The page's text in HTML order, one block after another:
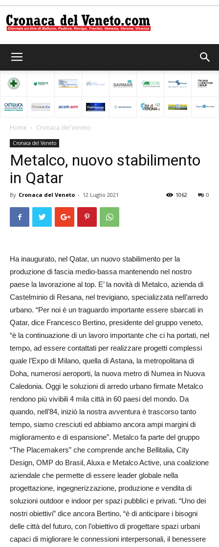
del
Home Cronaca del Veneto
Cronaca del Veneto
Metalco, nuovo stabilimento
in Qatar
By Cronaca del Veneto - 12 Luglio 2021 0
1062
Ha inaugurato, nel Qatar, un nuovo stabilimento per la
produzione di fascia medio-bassa mantenendo nel nostro
paese la lavorazione al top. E’ la novità di Metalco, azienda di
Castelminio di Resana, nel trevigiano, specializzata nell’arredo
urbano. “Per noi è un traguardo importante essere sbarcati in
Qatar, dice Francesco Bertino, presidente del gruppo veneto,
“è la continuazione di un lavoro importante che ci ha portati, nel
tempo, ad essere contattati per realizzare progetti complessi
quale l’Expo di Milano, quella di Astana, la metropolitana di
Doha, numerosi aeroporti, la nuova metro di Numea in Nuova
Caledonia. Oggi le soluzioni di arredo urbano firmate Metalco
rendono più vivibili 4 mila città in 60 paesi del mondo. Da
quando, nell’84, iniziò la nostra avventura è trascorso tanto
tempo, siamo cresciuti ed abbiamo ancora ampi margini di
miglioramento e di espansione”. Metalco fa parte del gruppo
“The Placemakers” che comprende anche Bellitalia, City
Design, OMP do Brasil, Aluxa e Metalco Active, una coalizione
aziendale che permette di essere leader globale nella
progettazione, ingegnerizzazione, produzione e vendita di
soluzioni outdoor e indoor per spazi pubblici e privati. “Uno dei
nostri obiettivi” dice ancora Bertino, “è di anticipare i bisogni
delle città del futuro, con l’obiettivo di progettare spazi urbani
capaci di migliorare le connessioni interpersonali, il benessere